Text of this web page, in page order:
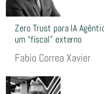
Zero Trust para IA
um “fiscal” externo
Fabio Correa Xavier